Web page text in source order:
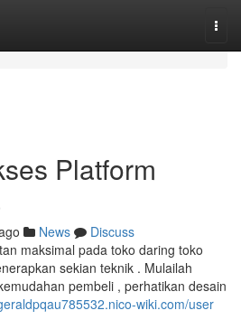
Platform
News
Discuss
maksimal pada toko daring toko
sekian teknik . Mulailah
pembeli , perhatikan desain
wiki.com/user